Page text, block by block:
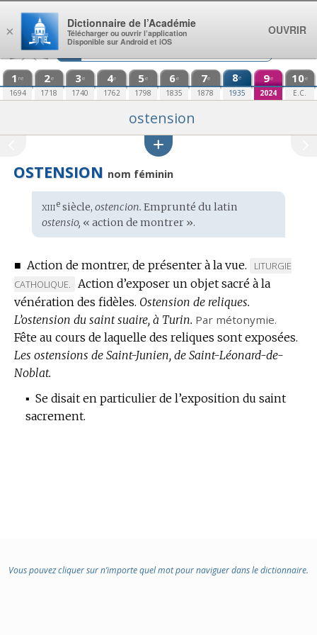
Aller au contenu
1 re
1694
2e
1718
3e
1740
4e
1762
5e
1798
6e
1835
7e
1878
8e
1935
9e
2024
10e
E.C.
ostension
OSTENSION nom féminin
Étymologie
:
xiiiesiècle, ostencion. Emprunté du latin
ostensio, « action de montrer ».
■ Action de montrer, de présenter à la vue.
MARQUE
DE
:
LITURGIE
CATHOLIQUE.
Action d’exposer un objet sacré à la
vénération des fidèles. Ostension de reliques.
L’ostension du saint suaire, à Turin. Par métonymie.
Fête au cours de laquelle des reliques sont exposées.
Les ostensions de Saint-Junien, de Saint-Léonard-de-
Noblat.
▪ Se disait en particulier de l’exposition du saint
sacrement.
Vous pouvez cliquer sur n’importe quel mot pour naviguer dans le dictionnaire.
×
Dictionnaire de l’Académie
Télécharger ou ouvrir l’application
Disponible sur Android et iOS
OUVRIR